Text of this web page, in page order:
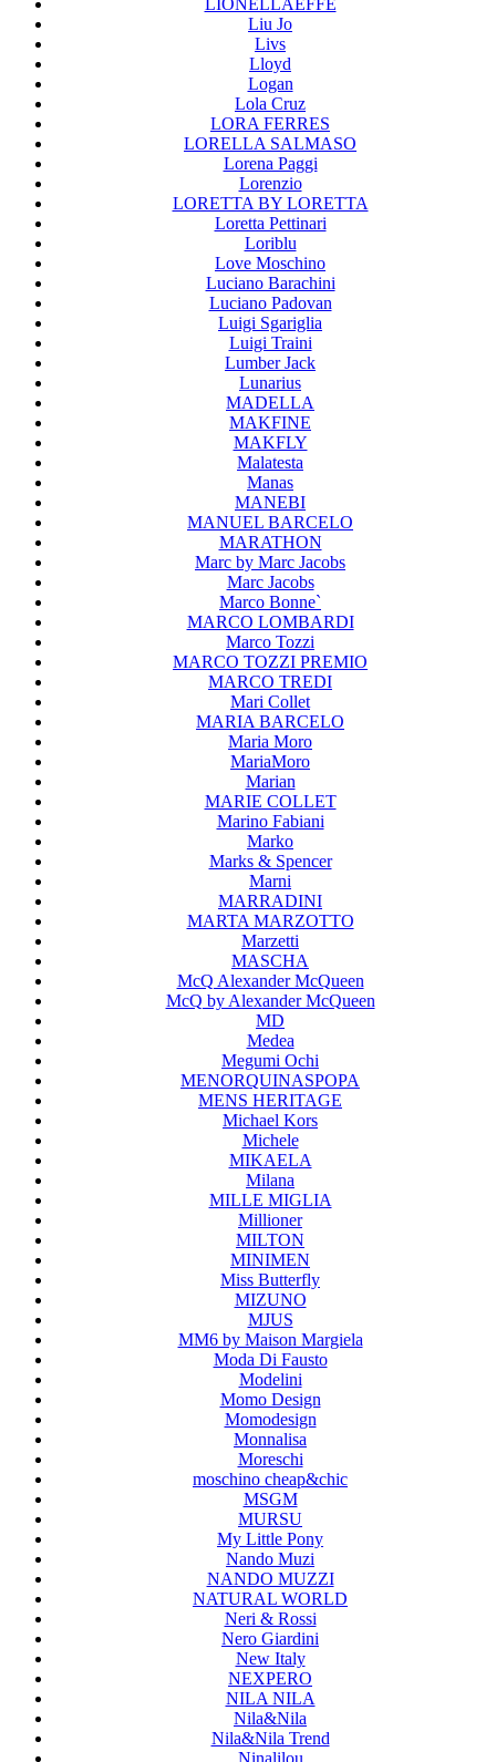
Liu Jo
Livs
Lloyd
Logan
Lola Cruz
LORA FERRES
LORELLA SALMASO
Lorena Paggi
Lorenzio
LORETTA BY LORETTA
Loretta Pettinari
Loriblu
Love Moschino
Luciano Barachini
Luciano Padovan
Luigi Sgariglia
Luigi Traini
Lumber Jack
Lunarius
MADELLA
MAKFINE
MAKFLY
Malatesta
Manas
MANEBI
MANUEL BARCELO
MARATHON
Marc by Marc Jacobs
Marc Jacobs
Marco Bonne`
MARCO LOMBARDI
Marco Tozzi
MARCO TOZZI PREMIO
MARCO TREDI
Mari Collet
MARIA BARCELO
Maria Moro
MariaMoro
Marian
MARIE COLLET
Marino Fabiani
Marko
Marks & Spencer
Marni
MARRADINI
MARTA MARZOTTO
Marzetti
MASCHA
McQ Alexander McQueen
McQ by Alexander McQueen
MD
Medea
Megumi Ochi
MENORQUINASPOPA
MENS HERITAGE
Michael Kors
Michele
MIKAELA
Milana
MILLE MIGLIA
Millioner
MILTON
MINIMEN
Miss Butterfly
MIZUNO
MJUS
MM6 by Maison Margiela
Moda Di Fausto
Modelini
Momo Design
Momodesign
Monnalisa
Moreschi
moschino cheap&chic
MSGM
MURSU
My Little Pony
Nando Muzi
NANDO MUZZI
NATURAL WORLD
Neri & Rossi
Nero Giardini
New Italy
NEXPERO
NILA NILA
Nila&Nila
Nila&Nila Trend
Ninalilou